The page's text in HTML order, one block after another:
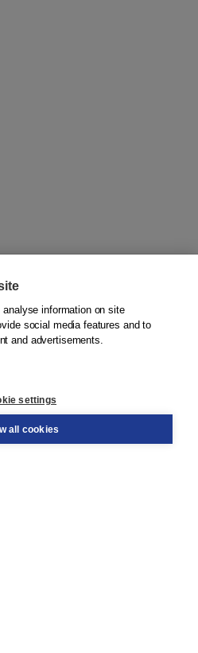
information on site
social media features and to
and advertisements.
settings
all cookies